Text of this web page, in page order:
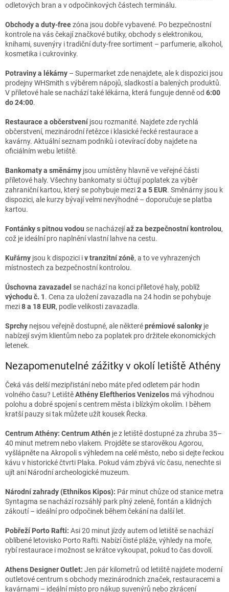
odletových bran a v odpočinkových částech terminálu.
Obchody a duty-freezóna jsou dobře vybavené. Po bezpečnostní
kontrole na vás čekají značkové butiky, obchody s elektronikou,
knihami, suvenýry i tradiční duty-free sortiment – parfumerie, alkohol,
kosmetika i cukrovinky.
Potraviny a lékárny – Supermarket zde nenajdete, ale k dispozici jsou
prodejny WHSmith s výběrem nápojů, sladkostí a balených produktů.
V příletové hale se nachází také lékárna, která funguje denně od 6:00
do 24:00.
Restaurace a občerstvení jsou rozmanité. Najdete zde rychlá
občerstvení, mezinárodní řetězce i klasické řecké restaurace a
kavárny. Aktuální seznam podniků i otevírací doby najdete na
oficiálním webu letiště.
Bankomaty a směnárny jsou umístěny hlavně ve veřejné části
příletové haly. Všechny bankomaty si účtují poplatek za výběr
zahraniční kartou, který se pohybuje mezi2 a 5 EUR. Směnárny jsou k
dispozici, ale kurzy bývají velmi nevýhodné – doporučuje se platba
kartou.
Fontánky s pitnou vodou se nacházejíaž za bezpečnostní kontrolou,
což je ideální pro naplnění vlastní lahve na cestu.
Kuřárny jsou k dispozici iv tranzitní zóně, a to ve vyhrazených
místnostech za bezpečnostní kontrolou.
Úschovna zavazadel se nachází na konci příletové haly, poblíž
východu č. 1. Cena za uložení zavazadla na 24 hodin se pohybuje
mezi8 a 18 EUR, podle velikosti zavazadla.
Sprchy nejsou veřejně dostupné, ale některéprémiové salonky je
nabízejí svým klientům nebo za poplatek pro držitele ekonomických
letenek.
Nezapomenutelné zážitky v okolí letiště Athény
Čeká vás delší mezipřistání nebo máte před odletem pár hodin
volného času? LetištěAthény Eleftherios Venizelos má výhodnou
polohu a dobré spojení s centrem města i blízkým okolím. I během
kratší pauzy si tak můžete užít kousek Řecka.
Centrum Athény: Centrum Athén je z letiště dostupné za zhruba 35–
40 minut metrem nebo vlakem. Projděte se starověkou Agorou,
vyšlápněte na Akropoli s výhledem na celé město, nebo si dejte řeckou
kávu v historické čtvrti Plaka. Pokud vám zbývá víc času, nenechte si
ujít ani Národní archeologické muzeum.
Národní zahrady (Ethnikos Kipos): Pár minut chůze od stanice metra
Syntagma se nachází rozsáhlý park plný zeleně, fontán a klidných
zákoutí – ideální pro odpočinek během čekání na další let.
Pobřeží Porto Rafti: Asi 20 minut jízdy autem od letiště se nachází
oblíbené letovisko Porto Rafti. Nabízí čisté pláže, výhledy na moře,
rybí restaurace i možnost se krátce vykoupat, pokud to čas dovolí.
Athens Designer Outlet: Jen pár kilometrů od letiště najdete moderní
outletové centrum s obchody mezinárodních značek, restauracemi a
kavárnami – ideální místo pro nákup suvenýrů nebo zkrácení